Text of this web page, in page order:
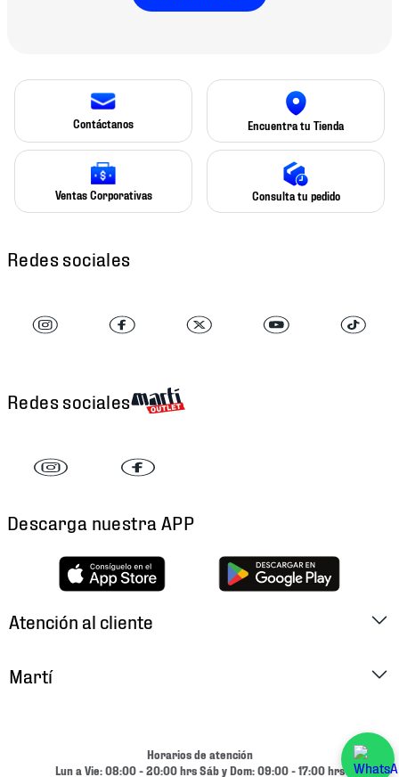
Contáctanos Encuentra tu Tienda
Ventas Corporativas Consulta tu pedido
Redes sociales
Redes sociales
Descarga nuestra APP
Atención al cliente
Cambios y Devoluciones
Martí
Horarios de atención
Lun a Vie: 08:00 - 20:00 hrs Sáb y Dom: 09:00 - 17:00 hrs